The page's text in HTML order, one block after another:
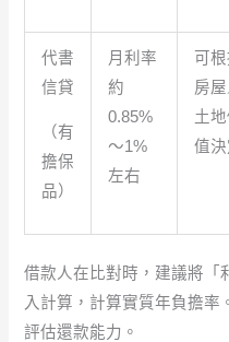
代書
信貸
（有
擔保
品）
月利率
約
0.85%
～1%
左右
可
房屋
土
值決
借款人在比對時，建議將「
入計算，計算實質年負擔率
評估還款能力。